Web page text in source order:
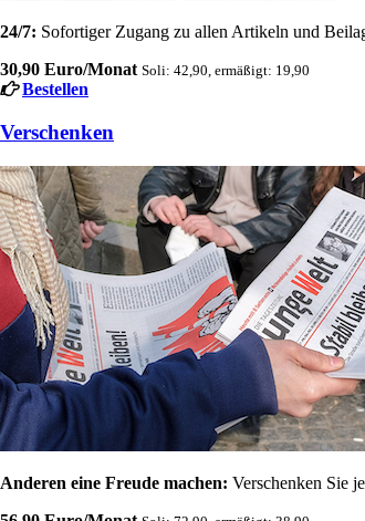
24/7: Sofortiger Zugang zu allen Artikeln und
30,90 Euro/Monat Soli: 42,90, ermäßigt: 19,90
Bestellen
Verschenken
Anderen eine Freude machen: Verschenken Sie